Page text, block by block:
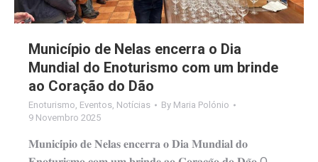
Município de Nelas encerra o Dia
Mundial do Enoturismo com um brinde
ao Coração do Dão
Enoturismo Eventos Notícias By Maria Polónio
9 Novembro 2025
𝐌𝐮𝐧𝐢𝐜𝐢́𝐩𝐢𝐨 𝐝𝐞 𝐍𝐞𝐥𝐚𝐬 𝐞𝐧𝐜𝐞𝐫𝐫𝐚 𝐨 𝐃𝐢𝐚 𝐌𝐮𝐧𝐝𝐢𝐚𝐥 𝐝𝐨